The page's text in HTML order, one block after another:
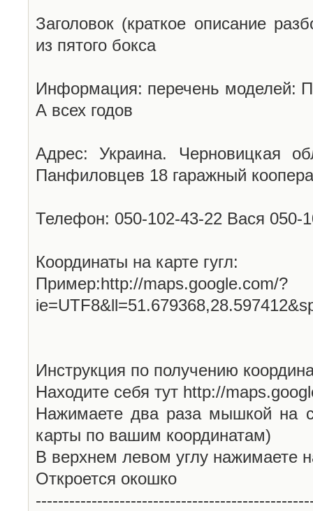
Заголовок (краткое описание
из пятого бокса
Информация: перечень моделей:
А всех годов
Адрес: Украина. Черновицкая
Панфиловцев 18 гаражный
Телефон: 050-102-43-22 Вася 050-
Координаты на карте гугл:
Пример:http://maps.google.com/?
Инструкция по получению
Находите себя тут http://
Нажимаете два раза мышкой на
карты по вашим координатам)
В верхнем левом углу нажимаете
Откроется окошко